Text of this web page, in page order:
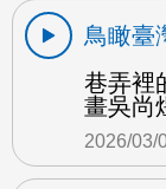
鳥瞰臺
巷弄裡
畫吳尚
2026/03/